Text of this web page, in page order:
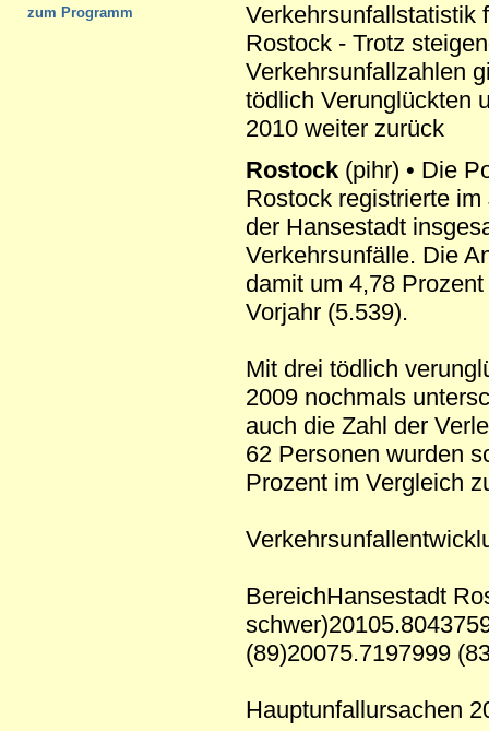
zum Programm
Verkehrsunfallstatistik
Rostock - Trotz
Verkehrsunfallzahlen
tödlich Verunglückten
2010 weiter zurück
Rostock (pihr) • Die
Rostock registrierte
der Hansestadt
Verkehrsunfälle. Die
damit um 4,78
Vorjahr (5.539).
Mit drei tödlich
2009 nochmals
auch die Zahl der
62 Personen wurden
Prozent im Vergleich
BereichHansestadt
(89)20075.7197999
Hauptunfallursachen